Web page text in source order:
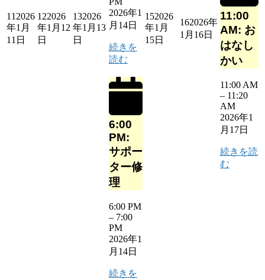
11 2026
年1月
11日
122026
年1月12
日
132026
年1月13
日
2026年1
月14日
続きを
読む
6:00
PM:
サポー
ター修
理
6:00 PM
– 7:00
PM
2026年1
月14日
続きを
152026
年1月
15日
162026年
1月16日
11:00
AM: お
はなし
かい
11:00 AM
– 11:20
AM
2026年1
月17日
続きを読
む